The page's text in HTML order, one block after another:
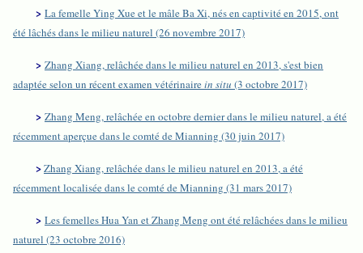
> La femelle Ying Xue et le mâle Ba Xi, nés en captivité en 2015, ont
été lâchés dans le milieu naturel (26 novembre 2017)
> Zhang Xiang, relâchée dans le milieu naturel en 2013, s'est bien
adaptée selon un récent examen vétérinairein situ (3 octobre 2017)
> Zhang Meng, relâchée en octobre dernier dans le milieu naturel, a été
récemment aperçue dans le comté de Mianning (30 juin 2017)
>Zhang Xiang, relâchée dans le milieu naturel en 2013, a été
récemment localisée dans le comté de Mianning (31 mars 2017)
> Les femelles Hua Yan et Zhang Meng ont été relâchées dans le milieu
naturel (23 octobre 2016)